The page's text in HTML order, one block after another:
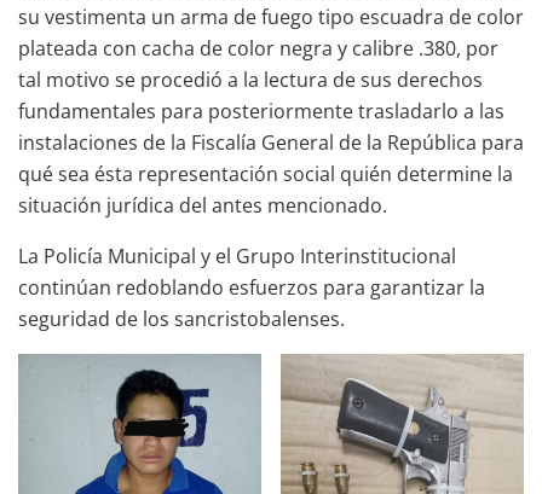
su vestimenta un arma de fuego tipo escuadra de color
plateada con cacha de color negra y calibre .380, por
tal motivo se procedió a la lectura de sus derechos
fundamentales para posteriormente trasladarlo a las
instalaciones de la Fiscalía General de la República para
qué sea ésta representación social quién determine la
situación jurídica del antes mencionado.
La Policía Municipal y el Grupo Interinstitucional
continúan redoblando esfuerzos para garantizar la
seguridad de los sancristobalenses.